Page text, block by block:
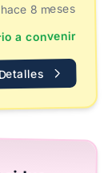
hace 8 meses
a convenir